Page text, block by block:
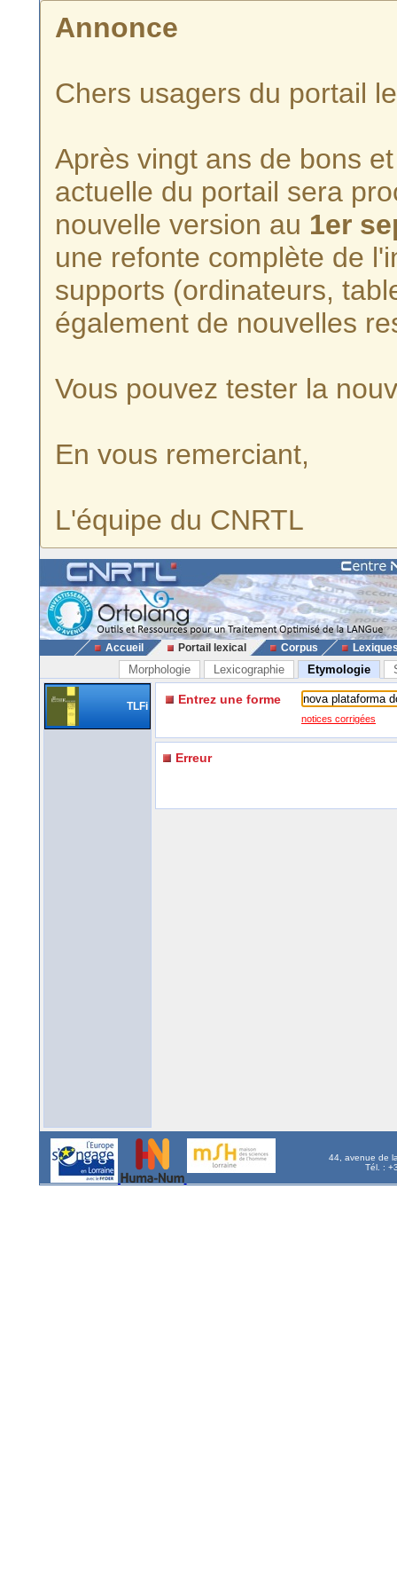
Annonce
Chers usagers du portail
Après vingt ans de bons
actuelle du portail sera
nouvelle version au 1er
une refonte complète de
supports (ordinateurs,
également de nouvelles
Vous pouvez tester la
En vous remerciant,
L'équipe du CNRTL
Accueil Portail lexical Corpus
Morphologie Lexicographie Etymologie
TLFi Entrez une forme
notices corrigées
Erreur
44, avenue de
Tél. :